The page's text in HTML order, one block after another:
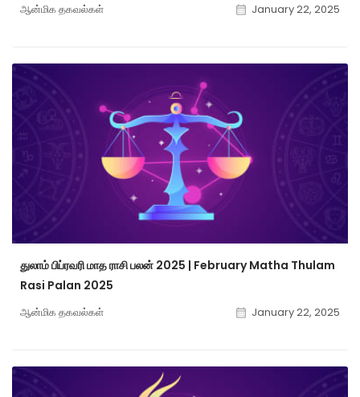
ஆன்மிக தகவல்கள் January 22, 2025
துலாம் பிப்ரவரி மாத ராசி பலன் 2025 | February Matha Thulam
Rasi Palan 2025
ஆன்மிக தகவல்கள் January 22, 2025